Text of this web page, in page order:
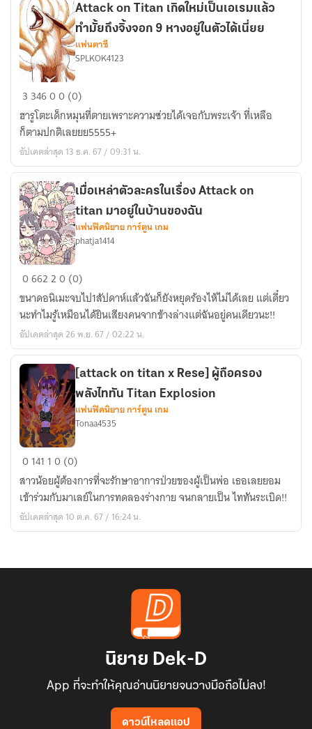
butterfly
Attack
Titan
เกิด
ใหม่
เป็น
เอ
เรม
แล้ว
ทำ
มั้ย
ถึง
จิ้งจอก
อยู่
ใน
ตัว
ได้
เนี่ยย
Attack on Titan เกิดใหม่เป็นเอเรมแล้ว
ทำมั้ยถึงจิ้งจอก 9 หางอยู่ในตัวได้เนี่ยย
แฟนตาซี
SPLKOK4123
3 34600 (0)
ฮารูโตะเด็กหมุนที่ตายเพราะความซ่วยได้เจอกับพระเจ้า ที่เหลือ
ก็ตามปกติเลยยย5555+
อัปเดตล่าสุด 13 ธ.ค. 67 / 09:31 น.
เมื่่อ
ตัว
ละคร
ใน
เรื่อง
Attack
on
titan
มา
อยู่
ใน
บ้าน
ของ
เมื่่อเหล่าตัวละครในเรื่อง Attack on
titan มาอยู่ในบ้านของฉัน
แฟนฟิคนิยาย การ์ตูน เกม
phatja1414
066220 (0)
ขนาดอนิเมะจบไป1สัปดาห์แล้วฉันก็ยังหยุดร้องไห้ไม่ได้เลย แต่เดี๋ยว
นะทำไมรู้เหมือนได้ยินเสียงคนจากข้างล่างแต่ฉันอยู่คนเดียวนะ!!
อัปเดตล่าสุด 26 พ.ย. 67 / 02:22 น.
[attack
titan
x
Rese]
ครอง
[attack on titan x Rese] ผู้ถือครอง
พลังไททัน Titan Explosion
แฟนฟิคนิยาย การ์ตูน เกม
Tonaa4535
0141 10 (0)
สาวน้อยผู้ต้องการที่จะรักษาอาการป่วยของผู้เป็นพ่อ เธอเลยยอม
เข้าร่วมกับมาเลย์ในการทดลองร่างกาย จนกลายเป็น ไททันระเบิด!!
อัปเดตล่าสุด 10 ต.ค. 67 / 16:24 น.
นิยาย Dek-D
App ที่จะทำให้คุณอ่านนิยายจนวางมือถือไม่ลง!
ดาวน์โหลดแอป